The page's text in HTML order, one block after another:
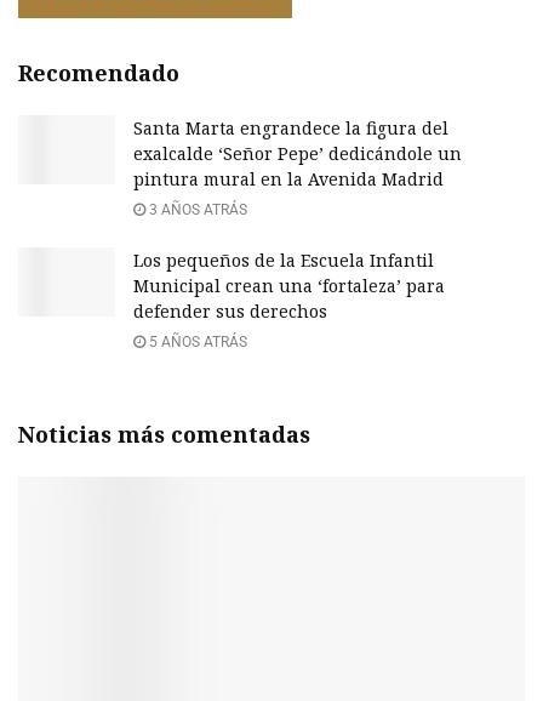
Recomendado
Santa Marta engrandece la figura del
exalcalde ‘Señor Pepe’ dedicándole un
pintura mural en la Avenida Madrid
3 AÑOS ATRÁS
Los pequeños de la Escuela Infantil
Municipal crean una ‘fortaleza’ para
defender sus derechos
5 AÑOS ATRÁS
Noticias más comentadas